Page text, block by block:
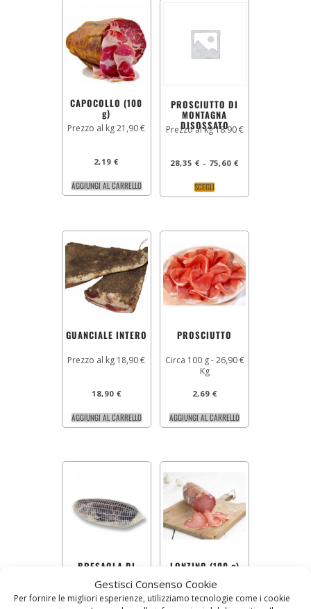
Gestisci Consenso Cookie
Per fornire le migliori esperienze, utilizziamo tecnologie come i cookie
CAPOCOLLO (100
g)
Prezzo al kg 21,90 €
2,19€
AGGIUNGI AL CARRELLO
PROSCIUTTO DI
MONTAGNA
DISOSSATO
Prezzo al kg 18.90 €
28,35€ - 75,60€
SCEGLI
GUANCIALE INTERO
Prezzo al kg 18,90 €
18,90 €
AGGIUNGI AL CARRELLO
PROSCIUTTO
Circa 100 g - 26,90 €
Kg
2,69 €
AGGIUNGI AL CARRELLO
BRESAOLA DI
Prezzo al kg 75.00 €
LONZINO (100 g)
Prezzo al kg 20,00 €